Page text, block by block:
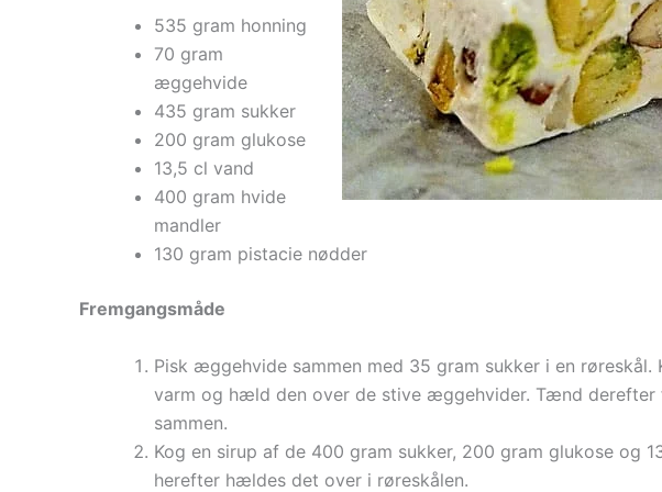
535 gram honning
70 gram
æggehvide
435 gram sukker
200 gram glukose
13,5 cl vand
400 gram hvide
mandler
130 gram pistacie nødder
Fremgangsmåde
Pisk æggehvide sammen med 35 gram sukker i en røreskål.
varm og hæld den over de stive æggehvider. Tænd
sammen.
Kog en sirup af de 400 gram sukker, 200 gram glukose og
herefter hældes det over i røreskålen.